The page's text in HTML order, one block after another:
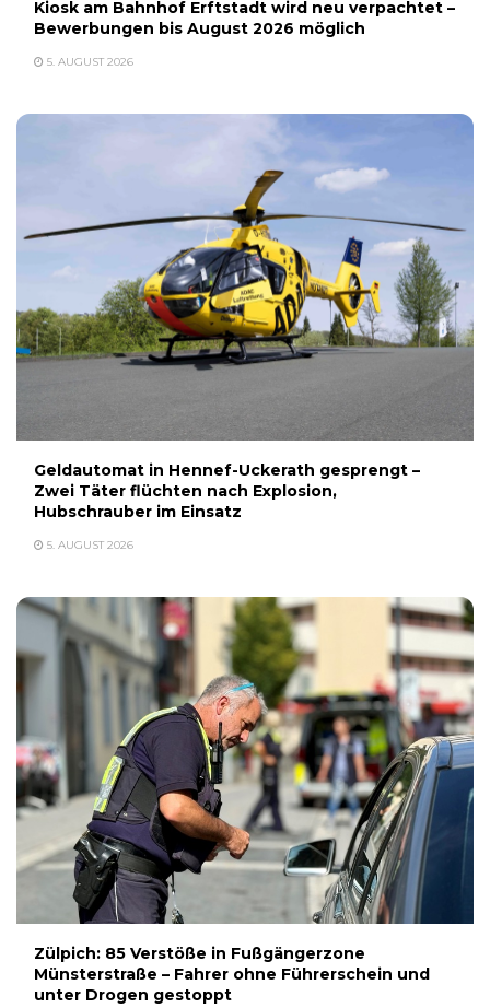
Kiosk am Bahnhof Erftstadt wird neu verpachtet –
Bewerbungen bis August 2026 möglich
5. AUGUST 2026
Geldautomat in Hennef-Uckerath gesprengt –
Zwei Täter flüchten nach Explosion,
Hubschrauber im Einsatz
5. AUGUST 2026
Zülpich: 85 Verstöße in Fußgängerzone
Münsterstraße – Fahrer ohne Führerschein und
unter Drogen gestoppt